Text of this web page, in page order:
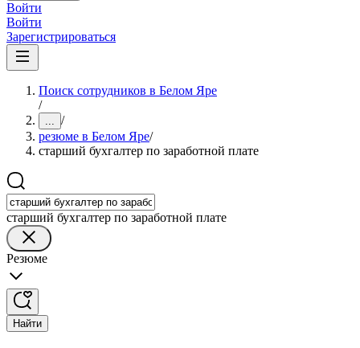
Войти
Войти
Зарегистрироваться
Поиск сотрудников в Белом Яре
/
... /
резюме в Белом Яре/
старший бухгалтер по заработной плате
старший бухгалтер по заработной плате
Резюме
Найти